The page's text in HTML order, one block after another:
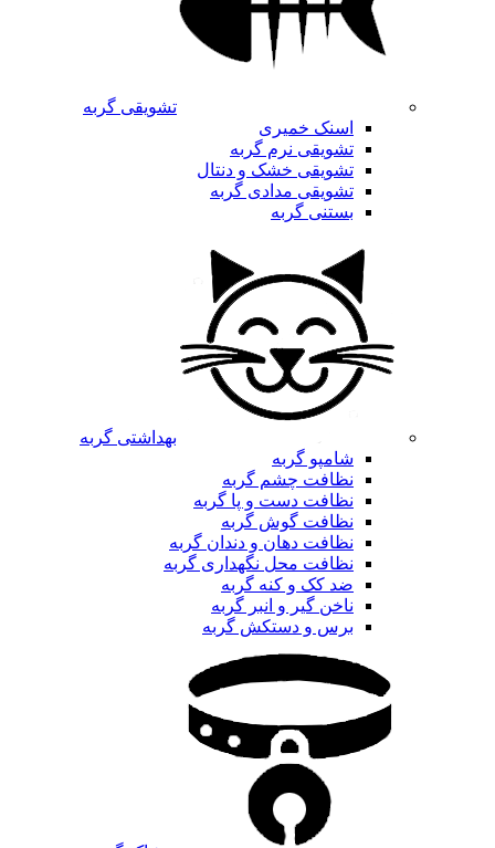
تشویقی گربه
اسنک خمیری
تشویقی نرم گربه
تشویقی خشک و دنتال
تشویقی مدادی گربه
بستنی گربه
بهداشتی گربه
شامپو گربه
نظافت چشم گربه
نظافت دست و پا گربه
نظافت گوش گربه
نظافت دهان و دندان گربه
نظافت محل نگهداری گربه
ضد کک و کنه گربه
ناخن گیر و انبر گربه
برس و دستکش گربه